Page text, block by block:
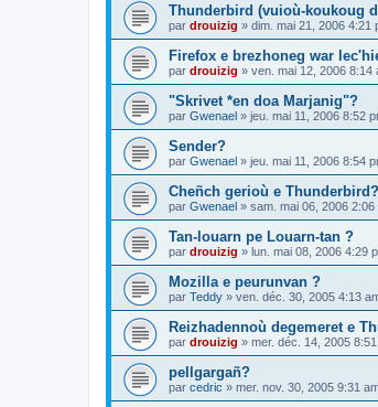
Thunderbird (vuioù-koukoug
par drouizig » dim. mai 21, 2006 4:21
Firefox e brezhoneg war
par drouizig » ven. mai 12, 2006 8:14
"Skrivet *en doa Marjanig"?
par Gwenael » jeu. mai 11, 2006 8:52
Sender?
par Gwenael » jeu. mai 11, 2006 8:54
Cheñch gerioù e Thunderbird?
par Gwenael » sam. mai 06, 2006 2:06
Tan-louarn pe Louarn-tan ?
par drouizig » lun. mai 08, 2006 4:29
Mozilla e peurunvan ?
par Teddy » ven. déc. 30, 2005 4:13
Reizhadennoù degemeret e
par drouizig » mer. déc. 14, 2005
pellgargañ?
par cedric » mer. nov. 30, 2005 9:31